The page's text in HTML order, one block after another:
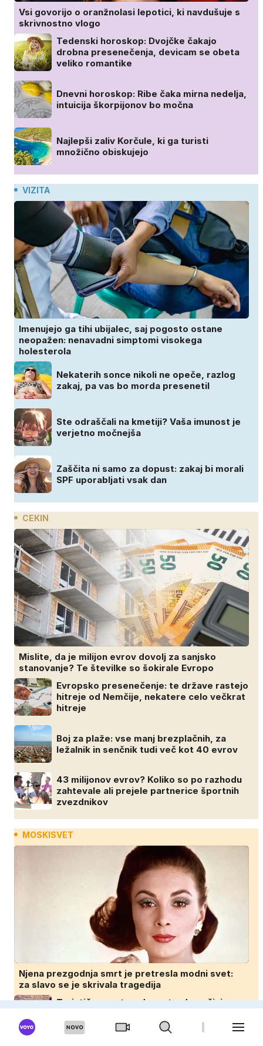
Vsi govorijo o oranžnolasi lepotici, ki navdušuje s
skrivnostno vlogo
Tedenski horoskop: Dvojčke čakajo
drobna presenečenja, devicam se obeta
veliko romantike
Dnevni horoskop: Ribe čaka mirna nedelja,
intuicija škorpijonov bo močna
Najlepši zaliv Korčule, ki ga turisti
množično obiskujejo
VIZITA
Imenujejo ga tihi ubijalec, saj pogosto ostane
neopažen: nenavadni simptomi visokega
holesterola
Nekaterih sonce nikoli ne opeče, razlog
zakaj, pa vas bo morda presenetil
Ste odraščali na kmetiji? Vaša imunost je
verjetno močnejša
Zaščita ni samo za dopust: zakaj bi morali
SPF uporabljati vsak dan
CEKIN
Mislite, da je milijon evrov dovolj za sanjsko
stanovanje? Te številke so šokirale Evropo
Evropsko presenečenje: te države rastejo
hitreje od Nemčije, nekatere celo večkrat
hitreje
Boj za plaže: vse manj brezplačnih, za
ležalnik in senčnik tudi več kot 40 evrov
43 milijonov evrov? Koliko so po razhodu
zahtevale ali prejele partnerice športnih
zvezdnikov
MOSKISVET
Njena prezgodnja smrt je pretresla modni svet:
za slavo se je skrivala tragedija
Turistična past na dopustu: domačini
izogibajo